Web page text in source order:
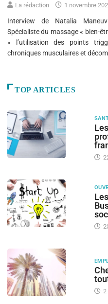
La rédaction 1 novembre
Interview de Natalia
Spécialiste du massage « bien-
« l’utilisation des points
chroniques musculaires et
TOP ARTICLES
2